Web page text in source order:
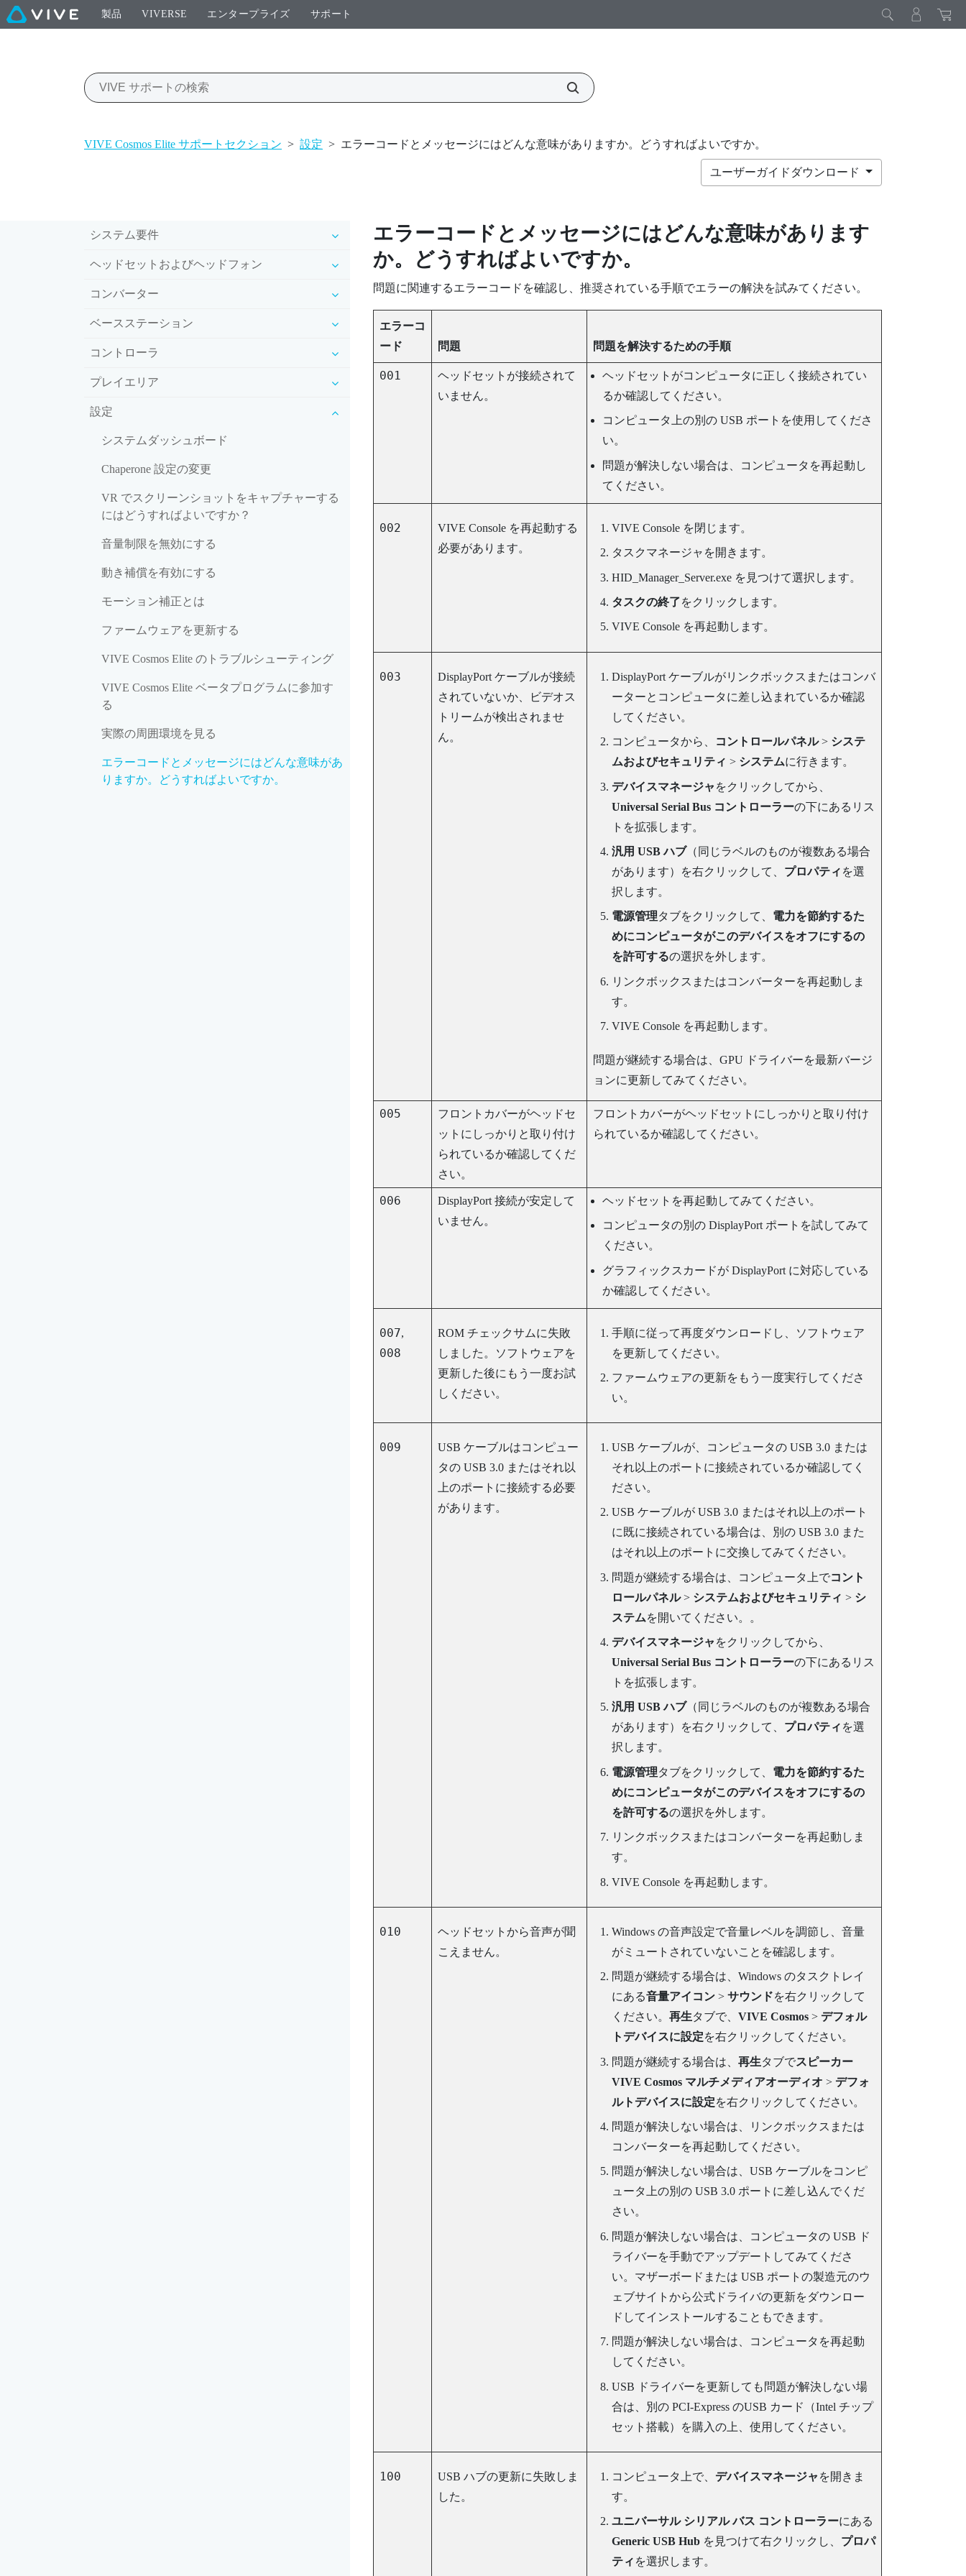
製品 VIVERSE エンタープライズ サポート
VIVE Cosmos Elite サポートセクション > 設定 > エラーコードとメッセージにはどんな意味がありますか。どうすればよいですか。
ユーザーガイドダウンロード
システム要件
ヘッドセットおよびヘッドフォン
コンバーター
ベースステーション
コントローラ
プレイエリア
設定
システムダッシュボード
Chaperone 設定の変更
VR でスクリーンショットをキャプチャーする
にはどうすればよいですか？
音量制限を無効にする
動き補償を有効にする
モーション補正とは
ファームウェアを更新する
VIVE Cosmos Elite のトラブルシューティング
VIVE Cosmos Elite ベータプログラムに参加す
る
実際の周囲環境を見る
エラーコードとメッセージにはどんな意味があ
りますか。どうすればよいですか。
エラーコードとメッセージにはどんな意味があります
か。どうすればよいですか。
問題に関連するエラーコードを確認し、推奨されている手順でエラーの解決を試みてください。
エラーコ
ード
問題 問題を解決するための手順
001
ヘッドセットが接続されて
いません。
ヘッドセットがコンピュータに正しく接続されてい
るか確認してください。
コンピュータ上の別の USB ポートを使用してくださ
い。
問題が解決しない場合は、コンピュータを再起動し
てください。
002 VIVE Consoleを再起動する
必要があります。
VIVE Consoleを閉じます。
タスクマネージャを開きます。
HID_Manager_Server.exeを見つけて選択します。
タスクの終了をクリックします。
VIVE Consoleを再起動します。
003 DisplayPortケーブルが接続
されていないか、ビデオス
トリームが検出されませ
ん。
DisplayPortケーブルがリンクボックスまたはコンバ
ーターとコンピュータに差し込まれているか確認
してください。
コンピュータから、 コントロールパネル> システ
ムおよびセキュリティ > システムに行きます。
デバイスマネージャ をクリックしてから、
Universal Serial Bus コントローラーの下にあるリス
トを拡張します。
汎用 USB ハブ（同じラベルのものが複数ある場合
があります）を右クリックして、 プロパティ を選
択します。
電源管理タブをクリックして、 電力を節約するた
めにコンピュータがこのデバイスをオフにするの
を許可するの選択を外します。
リンクボックスまたはコンバーターを再起動しま
す。
VIVE Consoleを再起動します。
問題が継続する場合は、GPU ドライバーを最新バージ
ョンに更新してみてください。
005
フロントカバーがヘッドセ
ットにしっかりと取り付け
られているか確認してくだ
さい。
フロントカバーがヘッドセットにしっかりと取り付け
られているか確認してください。
006 DisplayPort接続が安定して
いません。
ヘッドセットを再起動してみてください。
コンピュータの別の DisplayPortポートを試してみて
ください。
グラフィックスカードが DisplayPortに対応している
か確認してください。
007,
008
ROM チェックサムに失敗
しました。ソフトウェアを
更新した後にもう一度お試
しください。
手順に従って再度ダウンロードし、ソフトウェア
を更新してください。
ファームウェアの更新をもう一度実行してくださ
い。
009
USB ケーブルはコンピュー
タの USB 3.0 またはそれ以
上のポートに接続する必要
があります。
USB ケーブルが、コンピュータの USB 3.0 または
それ以上のポートに接続されているか確認してく
ださい。
USB ケーブルが USB 3.0 またはそれ以上のポート
に既に接続されている場合は、別の USB 3.0 また
はそれ以上のポートに交換してみてください。
問題が継続する場合は、コンピュータ上でコント
ロールパネル> システムおよびセキュリティ > シ
ステムを開いてください。。
デバイスマネージャ をクリックしてから、
Universal Serial Bus コントローラーの下にあるリス
トを拡張します。
汎用 USB ハブ（同じラベルのものが複数ある場合
があります）を右クリックして、 プロパティ を選
択します。
電源管理タブをクリックして、 電力を節約するた
めにコンピュータがこのデバイスをオフにするの
を許可するの選択を外します。
リンクボックスまたはコンバーターを再起動しま
す。
VIVE Consoleを再起動します。
010
ヘッドセットから音声が聞
こえません。
Windowsの音声設定で音量レベルを調節し、音量
がミュートされていないことを確認します。
問題が継続する場合は、 Windowsのタスクトレイ
にある音量アイコン> サウンドを右クリックして
ください。 再生タブで、 VIVE Cosmos> デフォル
トデバイスに設定を右クリックしてください。
問題が継続する場合は、 再生タブでスピーカー
VIVE Cosmos マルチメディアオーディオ > デフォ
ルトデバイスに設定を右クリックしてください。
問題が解決しない場合は、リンクボックスまたは
コンバーターを再起動してください。
問題が解決しない場合は、USB ケーブルをコンピ
ュータ上の別の USB 3.0 ポートに差し込んでくだ
さい。
問題が解決しない場合は、コンピュータの USB ド
ライバーを手動でアップデートしてみてくださ
い。マザーボードまたは USB ポートの製造元のウ
ェブサイトから公式ドライバの更新をダウンロー
ドしてインストールすることもできます。
問題が解決しない場合は、コンピュータを再起動
してください。
USB ドライバーを更新しても問題が解決しない場
合は、別の PCI-Express のUSB カード（Intel チップ
セット搭載）を購入の上、使用してください。
100
USB ハブの更新に失敗しま
した。
コンピュータ上で、 デバイスマネージャ を開きま
す。
ユニバーサル シリアル バス コントローラーにある
Generic USB Hubを見つけて右クリックし、 プロパ
ティ を選択します。